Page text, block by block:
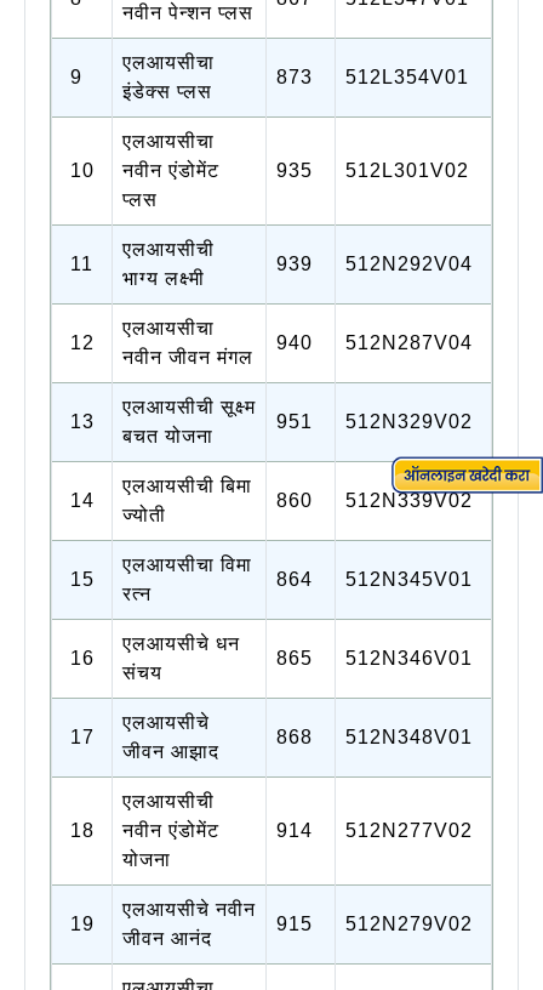
नवीन पेन्शन प्लस
9
एलआयसीचा
इंडेक्स प्लस
873 512L354V01
10
एलआयसीचा
नवीन एंडोमेंट
प्लस
935 512L301V02
11
एलआयसीची
भाग्य लक्ष्मी
939 512N292V04
12
एलआयसीचा
नवीन जीवन मंगल
940 512N287V04
13
एलआयसीची सूक्ष्म
बचत योजना
951 512N329V02
14
एलआयसीची बिमा
ज्योती
860 512N339V02
15
एलआयसीचा विमा
रत्न
864 512N345V01
16
एलआयसीचे धन
संचय
865 512N346V01
17
एलआयसीचे
जीवन आझाद
868 512N348V01
18
एलआयसीची
नवीन एंडोमेंट
योजना
914 512N277V02
19
एलआयसीचे नवीन
जीवन आनंद
915 512N279V02